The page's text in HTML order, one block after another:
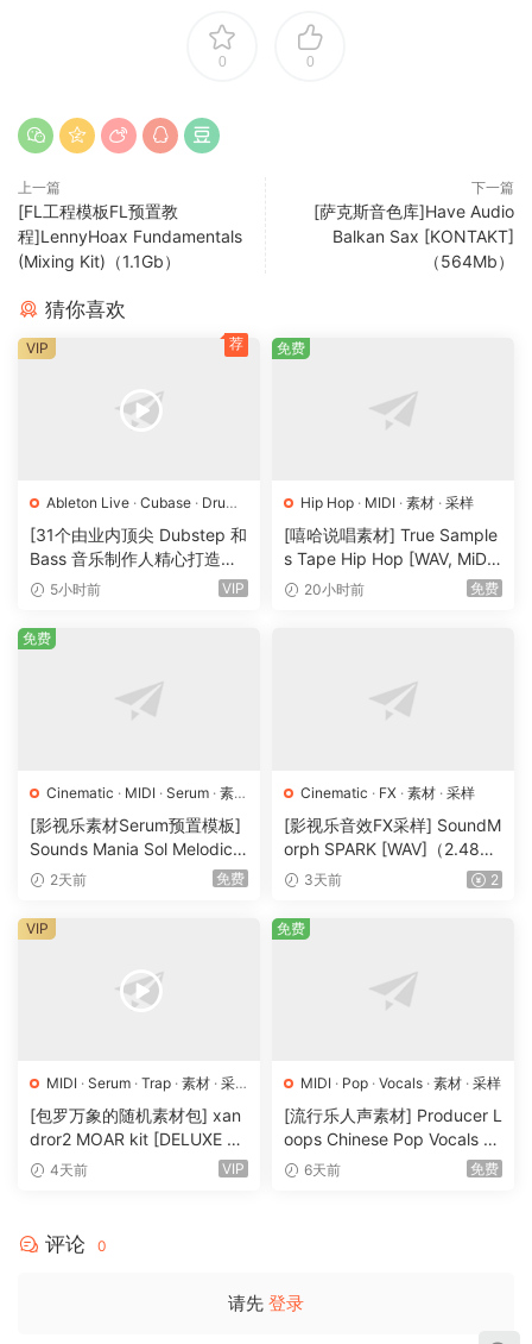
0 0
上一篇
[FL工程模板FL预置教
程]LennyHoax Fundamentals
(Mixing Kit)（1.1Gb）
下一篇
[萨克斯音色库]Have Audio
Balkan Sax [KONTAKT]
（564Mb）
猜你喜欢
Ableton Live · Cubase · Drum
and Bass
· Dubstep · FL Studio
· Logic Pro ·MIDI · Serum·工
程· 教程·素材·采样·预置
[31个由业内顶尖 Dubstep 和
Bass 音乐制作人精心打造的
采样包] Avant Samples Avan
AV, MiDi]（27.5GB）
5小时前 VIP
VIP 荐
Hip Hop · MIDI · 素材 · 采样
[嘻哈说唱素材] True Sample
s Tape Hip Hop [WAV, MiDi]
（408.59MB）
20小时前 免费
免费
Cinematic · MIDI · Serum · 素材
· 采样·预置
[影视乐素材Serum预置模板]
Sounds Mania Sol Melodic
Deep [WAV, MiDi]（1.23G
2天前 免费
免费
Cinematic · FX · 素材 · 采样
[影视乐音效FX采样] SoundM
orph SPARK [WAV]（2.48G
B）3天前 2
MIDI · Serum · Trap · 素材 · 采
样·预置
[包罗万象的随机素材包] xan
dror2 MOAR kit [DELUXE VE
RSION] [WAV, MiDi]（3.1G
4天前 VIP
VIP
MIDI · Pop · Vocals · 素材 · 采样
[流行乐人声素材] Producer L
oops Chinese Pop Vocals Vo
l.1 [WAV, MiDi, REX]（3.21G
6天前 免费
免费
评论 0
请先 登录